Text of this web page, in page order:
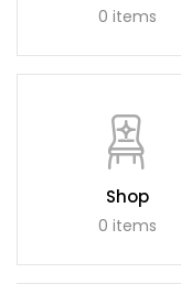
0 items
Shop
0 items
Facebook